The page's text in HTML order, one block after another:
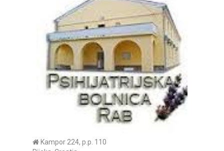
Kampor 224, p.p. 110